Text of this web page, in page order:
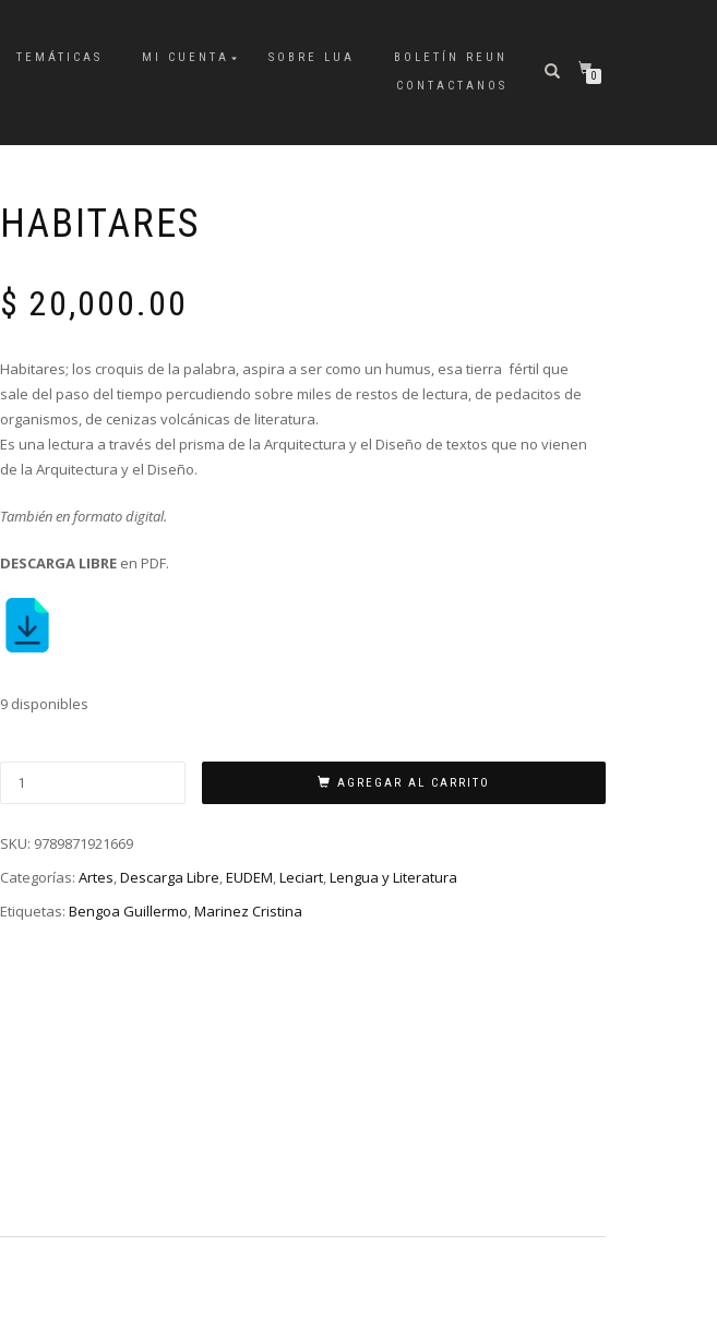
TEMÁTICAS MI CUENTA SOBRE LUA
BOLETÍN REUN
CONTACTANOS
0
HABITARES
$ 20,000.00
Habitares; los croquis de la palabra, aspira a ser como un humus, esa tierra fértil que
sale del paso del tiempo percudiendo sobre miles de restos de lectura, de pedacitos de
organismos, de cenizas volcánicas de literatura.
Es una lectura a través del prisma de la Arquitectura y el Diseño de textos que no vienen
de la Arquitectura y el Diseño.
También en formato digital.
DESCARGA LIBRE en PDF.
9 disponibles
AGREGAR AL CARRITO
SKU: 9789871921669
Categorías: Artes,Descarga Libre,EUDEM,Leciart,Lengua y Literatura
Etiquetas: Bengoa Guillermo,Marinez Cristina